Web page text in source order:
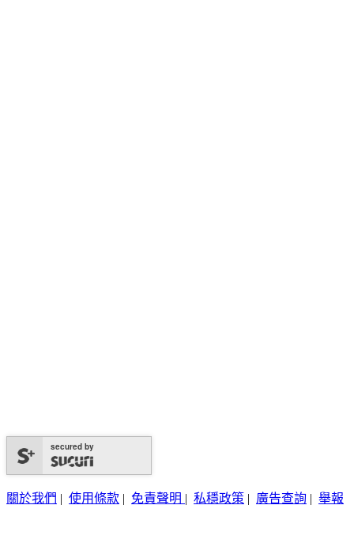
secured by
關於我們 | 使用條款 | 免責聲明 | 私穩政策 | 廣告查詢 | 舉報